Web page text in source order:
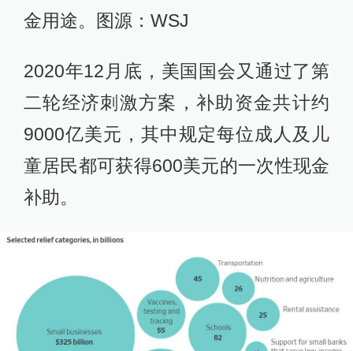
金用途。图源：WSJ
2020年12月底，美国国会又通过了第
二轮经济刺激方案，补助资金共计约
9000亿美元，其中规定每位成人及儿
童居民都可获得600美元的一次性现金
补助。